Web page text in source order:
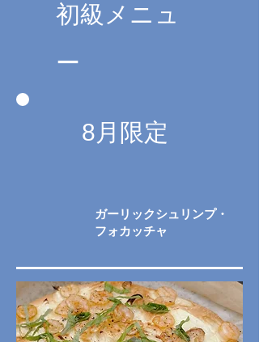
初級メニュ
ー
8月限定
ガーリックシュリンプ・
フォカッチャ